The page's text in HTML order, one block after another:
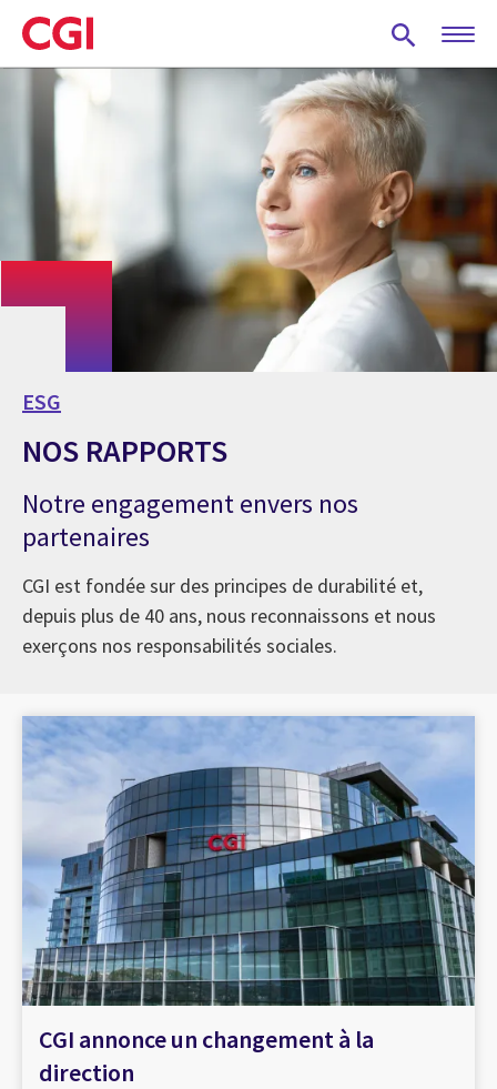
Skip
to
main
content
ESG
NOS RAPPORTS
Notre engagement envers nos
partenaires
CGI est fondée sur des principes de durabilité et,
depuis plus de 40 ans, nous reconnaissons et nous
exerçons nos responsabilités sociales.
CGI annonce un changement à la
direction